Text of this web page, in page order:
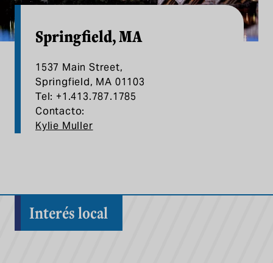
Springfield, MA
1537 Main Street,
Springfield, MA 01103
Tel: +1.413.787.1785
Contacto:
Kylie Muller
Interés local